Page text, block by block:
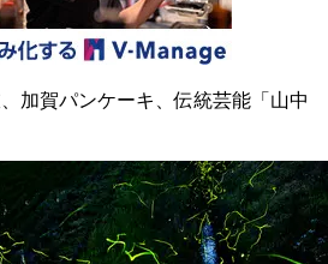
加賀パンケーキ、伝統芸能「山中